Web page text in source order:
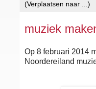
muziek
Op 8 februari 2014
Noordereiland